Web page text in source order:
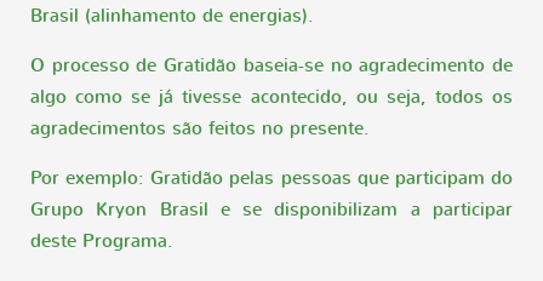
Brasil (alinhamento de energias).
O processo de Gratidão baseia-se no agradecimento de
algo como se já tivesse acontecido, ou seja, todos os
agradecimentos são feitos no presente.
Por exemplo: Gratidão pelas pessoas que participam do
Grupo Kryon Brasil e se disponibilizam a participar
deste Programa.